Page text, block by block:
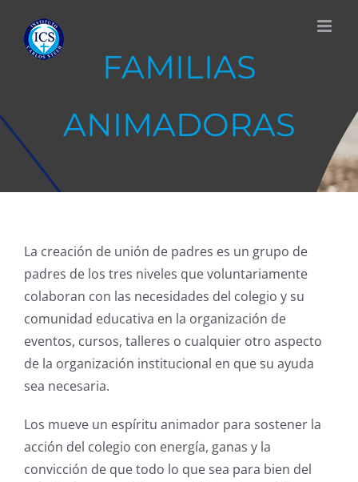
content
FAMILIAS
ANIMADORAS
La creación de unión de padres es un grupo de
padres de los tres niveles que voluntariamente
colaboran con las necesidades del colegio y su
comunidad educativa en la organización de
eventos, cursos, talleres o cualquier otro aspecto
de la organización institucional en que su ayuda
sea necesaria.
Los mueve un espíritu animador para sostener la
acción del colegio con energía, ganas y la
convicción de que todo lo que sea para bien del